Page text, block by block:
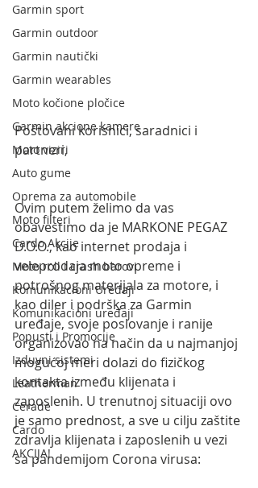
Garmin sport
Garmin outdoor
Garmin nautički
Garmin wearables
Moto kočione pločice
Garmin akcione kamere
Moto viziri
Auto gume
Oprema za automobile
Moto filteri
Cardo Akcije
Moto roll i crash barovi
Komunikacioni Uređaji
Komunikacioni uređaji
Popusti i Promocije
Izduvni sistemi
Leatherman
Cerade
Cardo
AKCIJA!
Poštovani korisnici, saradnici i
partneri,
Ovim putem želimo da vas
obavestimo da je MARKONE PEGAZ
D.O.O., kao internet prodaja i
veleprodaja moto opreme i
potrošnog materijala za motore, i
kao diler i podrška za Garmin
uređaje, svoje poslovanje i ranije
organizovao na način da u najmanjoj
mogućoj meri dolazi do fizičkog
kontakta između klijenata i
zaposlenih. U trenutnoj situaciji ovo
je samo prednost, a sve u cilju zaštite
zdravlja klijenata i zaposlenih u vezi
sa pandemijom Corona virusa: